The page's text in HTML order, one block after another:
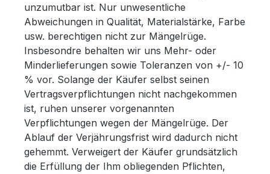
unzumutbar ist. Nur unwesentliche
Abweichungen in Qualität, Materialstärke, Farbe
usw. berechtigen nicht zur Mängelrüge.
Insbesondre behalten wir uns Mehr- oder
Minderlieferungen sowie Toleranzen von +/- 10
% vor. Solange der Käufer selbst seinen
Vertragsverpflichtungen nicht nachgekommen
ist, ruhen unserer vorgenannten
Verpflichtungen wegen der Mängelrüge. Der
Ablauf der Verjährungsfrist wird dadurch nicht
gehemmt. Verweigert der Käufer grundsätzlich
die Erfüllung der Ihm obliegenden Pflichten,